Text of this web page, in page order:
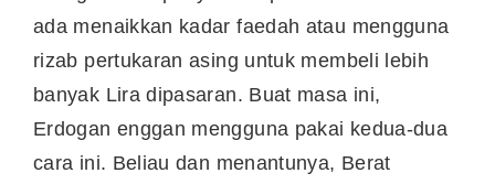
ada menaikkan kadar faedah atau mengguna
rizab pertukaran asing untuk membeli lebih
banyak Lira dipasaran. Buat masa ini,
Erdogan enggan mengguna pakai kedua-dua
cara ini. Beliau dan menantunya, Berat